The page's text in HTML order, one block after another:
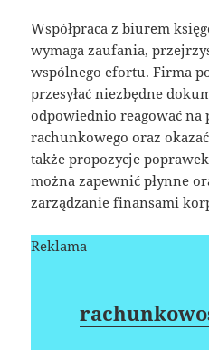
Współpraca z biurem
wymaga zaufania,
wspólnego efortu. Firma
przesyłać niezbędne
odpowiednio reagować na
rachunkowego oraz
także propozycje
można zapewnić płynne
zarządzanie finansami
Reklama